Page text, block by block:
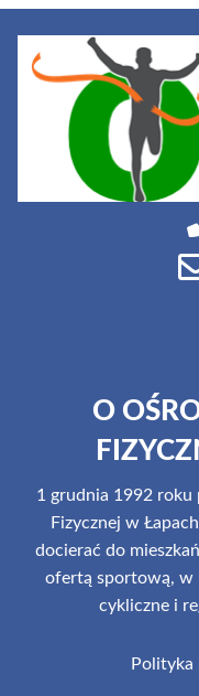
O
1 grudnia 1992 roku
Fizycznej w
docierać do
ofertą sportową, w
cykliczne i